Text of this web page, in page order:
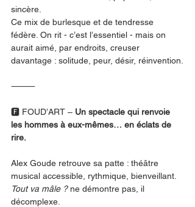
sincère.
Ce mix de burlesque et de tendresse
fédère. On rit - c’est l’essentiel - mais on
aurait aimé, par endroits, creuser
davantage : solitude, peur, désir, réinvention.
⸻
🅵 FOUD’ART – Un spectacle qui renvoie
les hommes à eux-mêmes… en éclats de
rire.
Alex Goude retrouve sa patte : théâtre
musical accessible, rythmique, bienveillant.
Tout va mâle ? ne démontre pas, il
décomplexe.